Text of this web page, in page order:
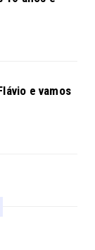
e vamos